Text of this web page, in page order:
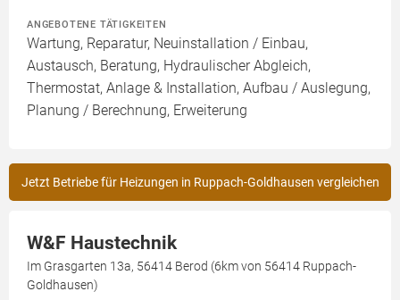
ANGEBOTENE TÄTIGKEITEN
Wartung, Reparatur, Neuinstallation / Einbau,
Austausch, Beratung, Hydraulischer Abgleich,
Thermostat, Anlage & Installation, Aufbau / Auslegung,
Planung / Berechnung, Erweiterung
Jetzt Betriebe für Heizungen in Ruppach-Goldhausen vergleichen
W&F Haustechnik
Im Grasgarten 13a, 56414 Berod (6km von 56414 Ruppach-
Goldhausen)